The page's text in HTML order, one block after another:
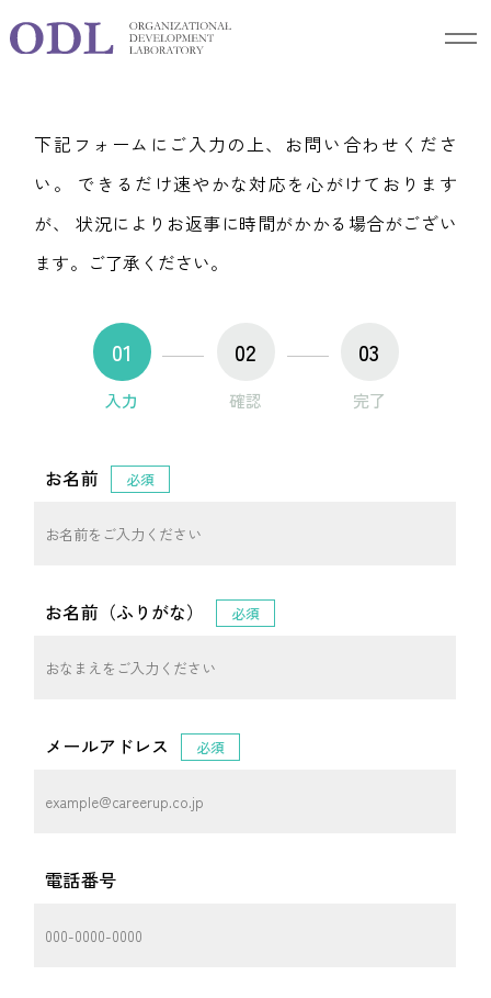
Contact お問合せ
下記フォームにご入力の上、お問い合わせくださ
い。
できるだけ速やかな対応を心がけております
が、
状況によりお返事に時間がかかる場合がござい
ます。ご了承ください。
01
入力
02
確認
03
完了
お名前 必須
お名前（ふりがな） 必須
メールアドレス 必須
電話番号